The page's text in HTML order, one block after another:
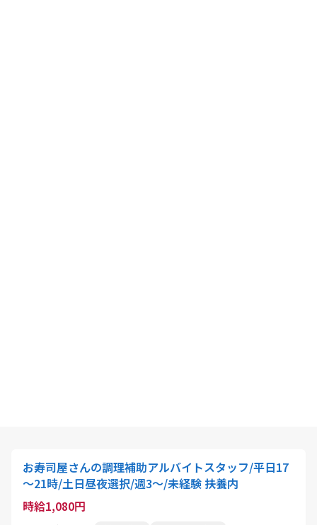
お寿司屋さんの調理補助アルバイトスタッフ/平日17
～21時/土日昼夜選択/週3～/未経験 扶養内
時給1,080円